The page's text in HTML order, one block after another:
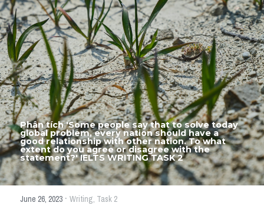
Thư Tín
Mixed
SGK
Vocabularies
Đề writing theo topic
Pie
Line graph
Thành tích học viên
Phân tích 'Some people say that to solve today
global problem, every nation should have a
good relationship with other nation. To what
extent do you agree or disagree with the
statement?' IELTS WRITING TASK 2
June 26, 2023 · Writing, Task 2